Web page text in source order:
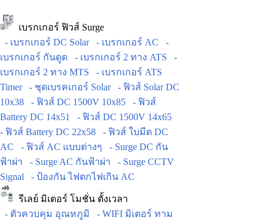
เบรกเกอร์ ฟิวส์ Surge
- เบรกเกอร์ DC Solar
- เบรกเกอร์ AC
-
เบรกเกอร์ กันดูด
- เบรกเกอร์ 2 ทาง ATS
-
เบรกเกอร์ 2 ทาง MTS
- เบรกเกอร์ ATS
Timer
- ชุดเบรคเกอร์ Solar
- ฟิวส์ Solar DC
10x38
- ฟิวส์ DC 1500V 10x85
- ฟิวส์
Battery DC 14x51
- ฟิวส์ DC 1500V 14x65
- ฟิวส์ Battery DC 22x58
- ฟิวส์ ใบมีด DC
AC
- ฟิวส์ AC แบบต่างๆ
- Surge DC กัน
ฟ้าผ่า
- Surge AC กันฟ้าผ่า
- Surge CCTV
Signal
- ป้องกัน ไฟตกไฟเกิน AC
รีเลย์ มิเตอร์ โมชั่น ตั้งเวลา
- ตัวควบคุม อุณหภูมิ
- WIFI มิเตอร์ ทาม